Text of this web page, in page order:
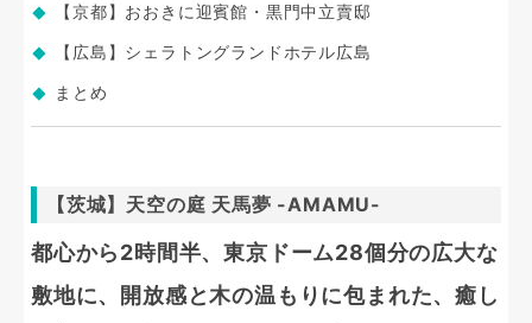
【京都】おおきに迎賓館・黒門中立賣邸
【広島】シェラトングランドホテル広島
まとめ
【茨城】天空の庭 天馬夢 -AMAMU-
都心から2時間半、東京ドーム28個分の広大な
敷地に、開放感と木の温もりに包まれた、癒し